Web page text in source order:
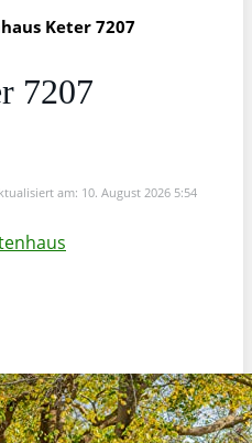
Keter 7207
7207
am: 10. August 2026 5:54